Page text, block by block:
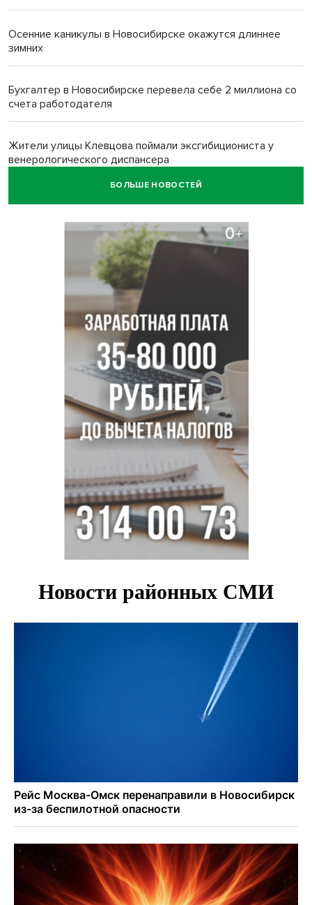
Осенние каникулы в Новосибирске окажутся длиннее
зимних
Бухгалтер в Новосибирске перевела себе 2 миллиона со
счета работодателя
Жители улицы Клевцова поймали эксгибициониста у
венерологического диспансера
Новосибирцы удивили работников ЗАГСа сакральными
Социальная сфера и поддержка участников СВО
обозначены приоритетами бюджетной политики
Новосибирской области
Главные дороги Новосибирска закрыли для самокатов к 11
Парашютную вышку за 16 миллионов закупил детский
лагерь под Новосибирском
БОЛЬШЕ НОВОСТЕЙ